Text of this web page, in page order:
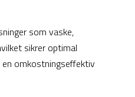
som vaske,
sikrer optimal
omkostningseffektiv